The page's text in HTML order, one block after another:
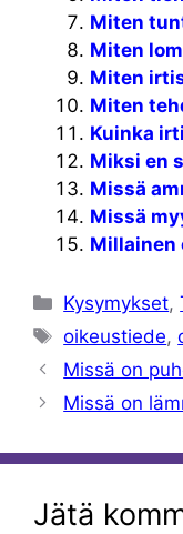
Miten
Miten
Miten
Miten
Kuinka
Miksi en
Missä
Missä
Millainen
Kategoriat
Kysymykset,
Avainsanat
oikeustiede,
Missä on
Missä on
Jätä